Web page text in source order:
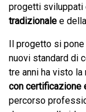
progetti sviluppati
tradizionale e della
Il progetto si
nuovi standard di
tre anni ha visto
con certificazione
percorso